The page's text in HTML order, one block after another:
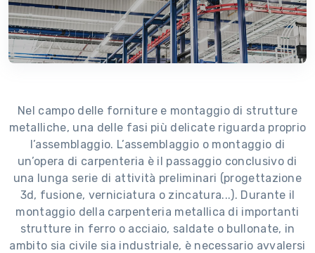
Nel campo delle forniture e montaggio di strutture
metalliche, una delle fasi più delicate riguarda proprio
l’assemblaggio. L’assemblaggio o montaggio di
un’opera di carpenteria è il passaggio conclusivo di
una lunga serie di attività preliminari (progettazione
3d, fusione, verniciatura o zincatura...). Durante il
montaggio della carpenteria metallica di importanti
strutture in ferro o acciaio, saldate o bullonate, in
ambito sia civile sia industriale, è necessario avvalersi